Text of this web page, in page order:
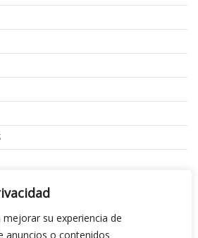
su experiencia de
anuncios o contenidos